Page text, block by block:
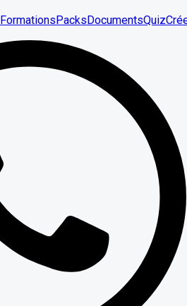
FormationsPacksDocumentsQuiz